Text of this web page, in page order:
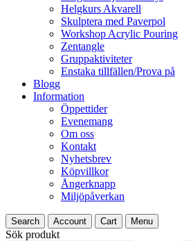
Helgkurs Akvarell
Skulptera med Paverpol
Workshop Acrylic Pouring
Zentangle
Gruppaktiviteter
Enstaka tillfällen/Prova på
Blogg
Information
Öppettider
Evenemang
Om oss
Kontakt
Nyhetsbrev
Köpvillkor
Ångerknapp
Miljöpåverkan
Search Account Cart Menu
Sök produkt